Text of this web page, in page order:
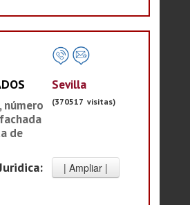
número
de
Sevilla
(370517 visitas)